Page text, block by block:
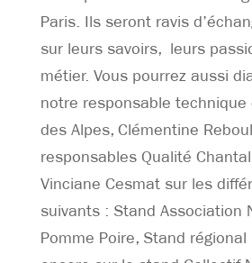
Paris. Ils seront ravis
sur leurs savoirs, leurs
métier. Vous pourrez aussi
notre responsable technique
des Alpes, Clémentine
responsables Qualité
Vinciane Cesmat sur les
suivants : Stand Association
Pomme Poire, Stand régional